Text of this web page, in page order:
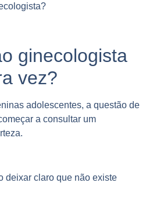
ginecologista
vez?
adolescentes, a questão de
a consultar um
deixar claro que não existe